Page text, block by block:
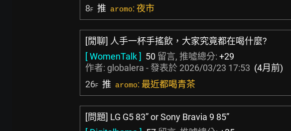
8F 推 aromo: 夜市
[閒聊] 人手一杯手搖飲，大家究竟都在喝什麼?
[ WomenTalk ] 50 留言, 推噓總分: +29
作者: globalera - 發表於 2026/03/23 17:53 (4月前)
26F 推 aromo: 最近都喝青茶
[問題] LG G5 83” or Sony Bravia 9 85”